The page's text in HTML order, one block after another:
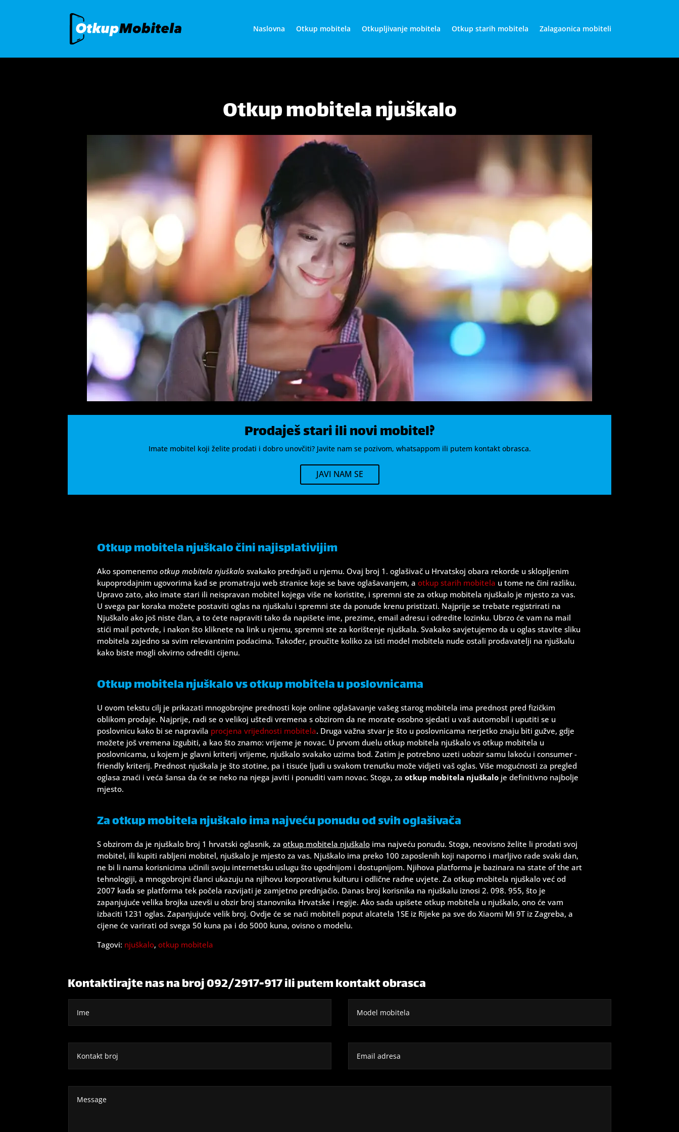
Naslovna Otkup mobitela Otkupljivanje mobitela Otkup starih mobitela Zalagaonica mobiteli
Otkup mobitela njuškalo
Prodaješ stari ili novi mobitel?
Imate mobitel koji želite prodati i dobro unovčiti? Javite nam se pozivom, whatsappom ili putem kontakt obrasca.
JAVI NAM SE
Otkup mobitela njuškalo čini najisplativijim
Ako spomenemo otkup mobitela njuškalo svakako prednjači u njemu. Ovaj broj 1. oglašivač u Hrvatskoj obara rekorde u sklopljenim
kupoprodajnim ugovorima kad se promatraju web stranice koje se bave oglašavanjem, a otkup starih mobitela u tome ne čini razliku.
Upravo zato, ako imate stari ili neispravan mobitel kojega više ne koristite, i spremni ste za otkup mobitela njuškalo je mjesto za vas.
U svega par koraka možete postaviti oglas na njuškalu i spremni ste da ponude krenu pristizati. Najprije se trebate registrirati na
Njuškalo ako još niste član, a to ćete napraviti tako da napišete ime, prezime, email adresu i odredite lozinku. Ubrzo će vam na mail
stići mail potvrde, i nakon što kliknete na link u njemu, spremni ste za korištenje njuškala. Svakako savjetujemo da u oglas stavite sliku
mobitela zajedno sa svim relevantnim podacima. Također, proučite koliko za isti model mobitela nude ostali prodavatelji na njuškalu
kako biste mogli okvirno odrediti cijenu.
Otkup mobitela njuškalo vs otkup mobitela u poslovnicama
U ovom tekstu cilj je prikazati mnogobrojne prednosti koje online oglašavanje vašeg starog mobitela ima prednost pred fizičkim
oblikom prodaje. Najprije, radi se o velikoj uštedi vremena s obzirom da ne morate osobno sjedati u vaš automobil i uputiti se u
poslovnicu kako bi se napravila procjena vrijednosti mobitela. Druga važna stvar je što u poslovnicama nerjetko znaju biti gužve, gdje
možete još vremena izgubiti, a kao što znamo: vrijeme je novac. U prvom duelu otkup mobitela njuškalo vs otkup mobitela u
poslovnicama, u kojem je glavni kriterij vrijeme, njuškalo svakako uzima bod. Zatim je potrebno uzeti uobzir samu lakoću i consumer -
friendly kriterij. Prednost njuškala je što stotine, pa i tisuće ljudi u svakom trenutku može vidjeti vaš oglas. Više mogućnosti za pregled
oglasa znaći i veća šansa da će se neko na njega javiti i ponuditi vam novac. Stoga, za otkup mobitela njuškalo je definitivno najbolje
mjesto.
Za otkup mobitela njuškalo ima najveću ponudu od svih oglašivača
S obzirom da je njuškalo broj 1 hrvatski oglasnik, za otkup mobitela njuškalo ima najveću ponudu. Stoga, neovisno želite li prodati svoj
mobitel, ili kupiti rabljeni mobitel, njuškalo je mjesto za vas. Njuškalo ima preko 100 zaposlenih koji naporno i marljivo rade svaki dan,
ne bi li nama korisnicima učinili svoju internetsku uslugu što ugodnijom i dostupnijom. Njihova platforma je bazinara na state of the art
tehnologiji, a mnogobrojni članci ukazuju na njihovu korporativnu kulturu i odlične radne uvjete. Za otkup mobitela njuškalo već od
2007 kada se platforma tek počela razvijati je zamjetno prednjačio. Danas broj korisnika na njuškalu iznosi 2. 098. 955, što je
zapanjujuće velika brojka uzevši u obzir broj stanovnika Hrvatske i regije. Ako sada upišete otkup mobitela u njuškalo, ono će vam
izbaciti 1231 oglas. Zapanjujuće velik broj. Ovdje će se naći mobiteli poput alcatela 1SE iz Rijeke pa sve do Xiaomi Mi 9T iz Zagreba, a
cijene će varirati od svega 50 kuna pa i do 5000 kuna, ovisno o modelu.
Tagovi: njuškalo, otkup mobitela
Kontaktirajte nas na broj 092/2917-917 ili putem kontakt obrasca